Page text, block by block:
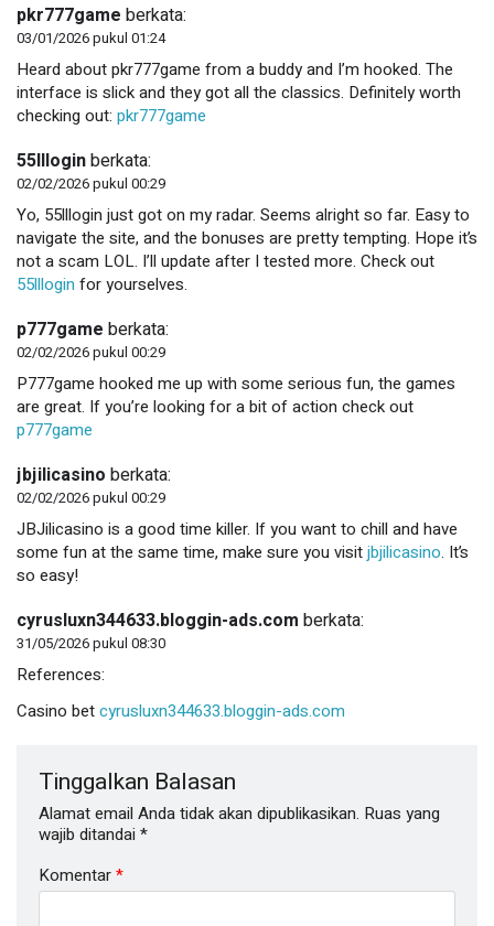
pkr777game berkata:
03/01/2026 pukul 01:24
Heard about pkr777game from a buddy and I’m hooked. The
interface is slick and they got all the classics. Definitely worth
checking out: pkr777game
55llloginberkata:
02/02/2026 pukul 00:29
Yo, 55lllogin just got on my radar. Seems alright so far. Easy to
navigate the site, and the bonuses are pretty tempting. Hope it’s
not a scam LOL. I’ll update after I tested more. Check out
55lllogin for yourselves.
p777game berkata:
02/02/2026 pukul 00:29
P777game hooked me up with some serious fun, the games
are great. If you’re looking for a bit of action check out
p777game
jbjilicasino berkata:
02/02/2026 pukul 00:29
JBJilicasino is a good time killer. If you want to chill and have
some fun at the same time, make sure you visitjbjilicasino. It’s
so easy!
cyrusluxn344633.bloggin-ads.com berkata:
31/05/2026 pukul 08:30
References:
Casino betcyrusluxn344633.bloggin-ads.com
Tinggalkan Balasan
Alamat email Anda tidak akan dipublikasikan. Ruas yang
wajib ditandai *
Komentar*